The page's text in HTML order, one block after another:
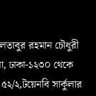
রহমান চৌধুরী
ঢাকা-১২৩০ থেকে
৫২/২,টয়েনবি সার্কুলার